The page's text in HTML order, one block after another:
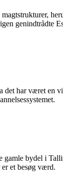
genindtrådte
det har været en
bydel i
et besøg værd.